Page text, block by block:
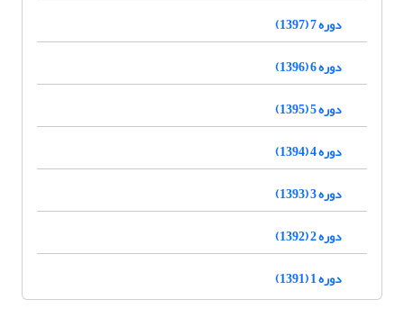
دوره 7 (1397)
دوره 6 (1396)
دوره 5 (1395)
دوره 4 (1394)
دوره 3 (1393)
دوره 2 (1392)
دوره 1 (1391)